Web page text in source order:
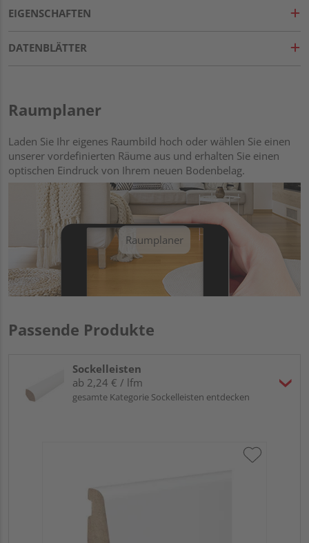
EIGENSCHAFTEN
DATENBLÄTTER
Raumplaner
Laden Sie Ihr eigenes Raumbild hoch oder wählen Sie einen
unserer vordefinierten Räume aus und erhalten Sie einen
optischen Eindruck von Ihrem neuen Bodenbelag.
Raumplaner
Passende Produkte
Sockelleisten
ab 2,24 € / lfm
gesamte Kategorie Sockelleisten entdecken